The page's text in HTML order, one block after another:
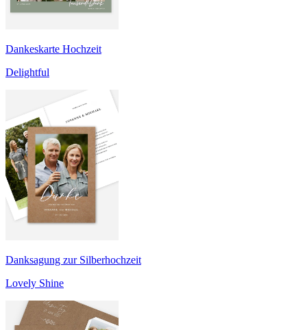
Dankeskarte Hochzeit
Delightful
Danksagung zur Silberhochzeit
Lovely Shine